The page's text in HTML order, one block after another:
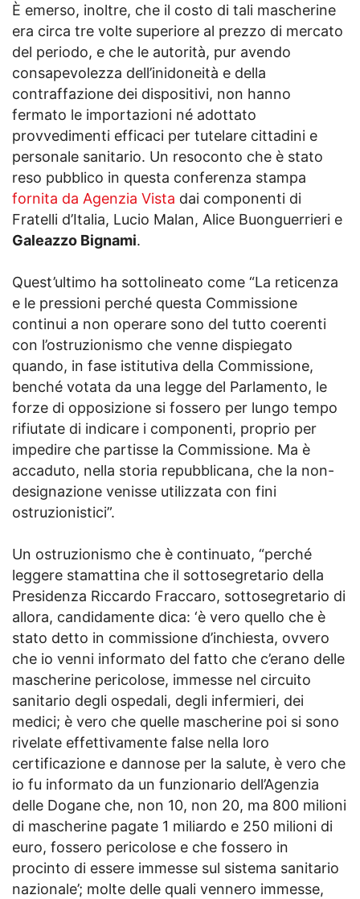
È emerso, inoltre, che il costo di tali mascherine
era circa tre volte superiore al prezzo di mercato
del periodo, e che le autorità, pur avendo
consapevolezza dell’inidoneità e della
contraffazione dei dispositivi, non hanno
fermato le importazioni né adottato
provvedimenti efficaci per tutelare cittadini e
personale sanitario. Un resoconto che è stato
reso pubblico in questa conferenza stampa
fornita da Agenzia Vista dai componenti di
Fratelli d’Italia, Lucio Malan, Alice Buonguerrieri e
Galeazzo Bignami.
Quest’ultimo ha sottolineato come “La reticenza
e le pressioni perché questa Commissione
continui a non operare sono del tutto coerenti
con l’ostruzionismo che venne dispiegato
quando, in fase istitutiva della Commissione,
benché votata da una legge del Parlamento, le
forze di opposizione si fossero per lungo tempo
rifiutate di indicare i componenti, proprio per
impedire che partisse la Commissione. Ma è
accaduto, nella storia repubblicana, che la non-
designazione venisse utilizzata con fini
ostruzionistici”.
Un ostruzionismo che è continuato, “perché
leggere stamattina che il sottosegretario della
Presidenza Riccardo Fraccaro, sottosegretario di
allora, candidamente dica: ‘è vero quello che è
stato detto in commissione d’inchiesta, ovvero
che io venni informato del fatto che c’erano delle
mascherine pericolose, immesse nel circuito
sanitario degli ospedali, degli infermieri, dei
medici; è vero che quelle mascherine poi si sono
rivelate effettivamente false nella loro
certificazione e dannose per la salute, è vero che
io fu informato da un funzionario dell’Agenzia
delle Dogane che, non 10, non 20, ma 800 milioni
di mascherine pagate 1 miliardo e 250 milioni di
euro, fossero pericolose e che fossero in
procinto di essere immesse sul sistema sanitario
nazionale’; molte delle quali vennero immesse,